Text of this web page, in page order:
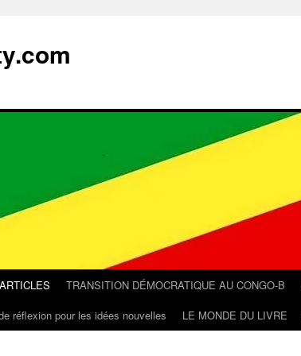
TRANSITION DÉMOCRATIQUE AU CONGO-B
réflexion pour les idées nouvelles LE MONDE DU LIVRE